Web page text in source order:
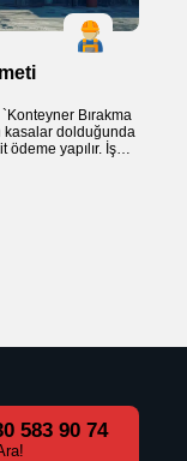
Bırakma
kasalar dolduğunda
ödeme yapılır. İş
583 90 74